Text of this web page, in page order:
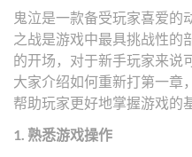
鬼泣是一款备受玩家喜爱的
之战是游戏中最具挑战性的
的开场，对于新手玩家来说
大家介绍如何重新打第一章
帮助玩家更好地掌握游戏的
1. 熟悉游戏操作